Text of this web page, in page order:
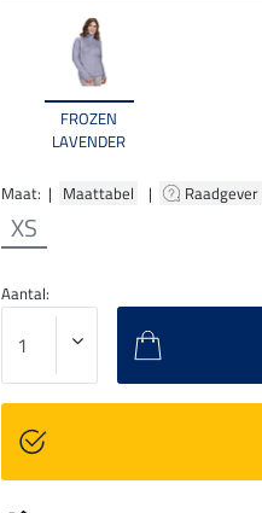
FROZEN
LAVENDER
Maat: | Maattabel | Raadgever
XS
Aantal: